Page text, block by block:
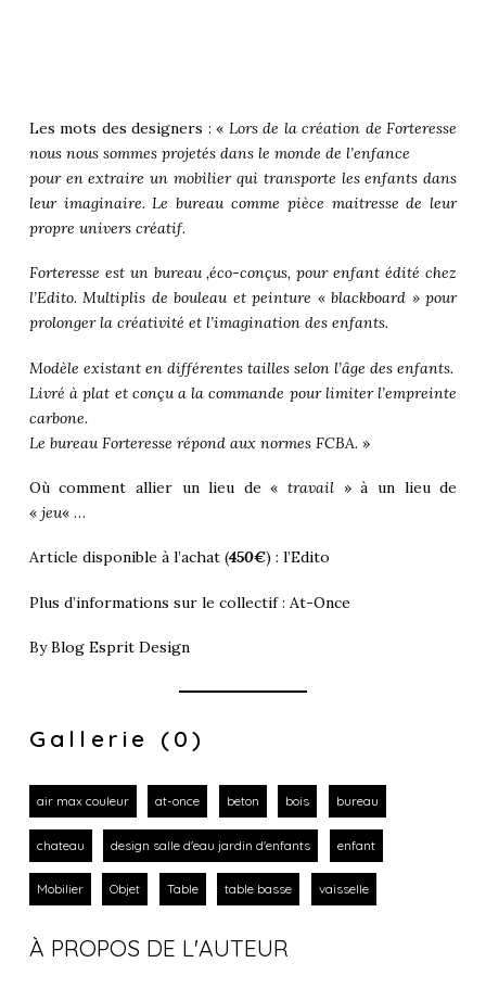
Les mots des designers : « Lors de la création de Forteresse
nous nous sommes projetés dans le monde de l’enfance
pour en extraire un mobilier qui transporte les enfants dans
leur imaginaire. Le bureau comme pièce maitresse de leur
propre univers créatif.
Forteresse est un bureau ,éco-conçus, pour enfant édité chez
l’Edito. Multiplis de bouleau et peinture « blackboard » pour
prolonger la créativité et l’imagination des enfants.
Modèle existant en différentes tailles selon l’âge des enfants.
Livré à plat et conçu a la commande pour limiter l’empreinte
carbone.
Le bureau Forteresse répond aux normes FCBA. »
Où comment allier un lieu de «travail » à un lieu de
« jeu« …
Article disponible à l’achat (450€) : l’Edito
Plus d’informations sur le collectif : At-Once
ByBlog Esprit Design
Gallerie (0)
air max couleur at-once beton bois bureau
chateau design salle d'eau jardin d'enfants enfant
Mobilier Objet Table table basse vaisselle
À PROPOS DE L'AUTEUR